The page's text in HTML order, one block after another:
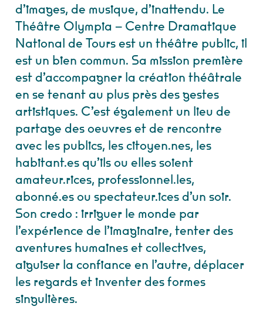
d’images, de musique, d’inattendu. Le
Théâtre Olympia – Centre Dramatique
National de Tours est un théâtre public, il
est un bien commun. Sa mission première
est d’accompagner la création théâtrale
en se tenant au plus près des gestes
artistiques. C’est également un lieu de
partage des oeuvres et de rencontre
avec les publics, les citoyen.nes, les
habitant.es qu’ils ou elles soient
amateur.rices, professionnel.les,
abonné.es ou spectateur.ices d’un soir.
Son credo : irriguer le monde par
l’expérience de l’imaginaire, tenter des
aventures humaines et collectives,
aiguiser la confiance en l’autre, déplacer
les regards et inventer des formes
singulières.